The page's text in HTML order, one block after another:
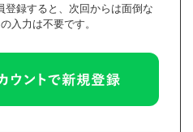
登録すると、次回からは面倒な
入力は不要です。